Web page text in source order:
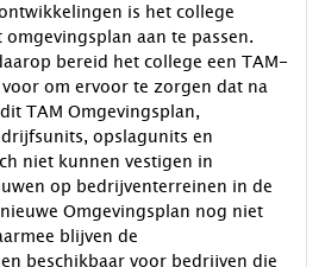
is het college
aan te passen.
bereid het college een TAM-
om ervoor te zorgen dat na
TAM Omgevingsplan,
opslagunits en
niet kunnen vestigen in
op bedrijventerreinen in de
Omgevingsplan nog niet
blijven de
beschikbaar voor bedrijven die